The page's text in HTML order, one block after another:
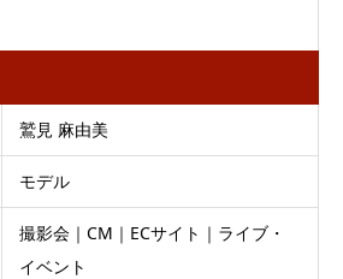
鷲見 麻由美
モデル
撮影会｜CM｜ECサイト｜ライブ・
イベント